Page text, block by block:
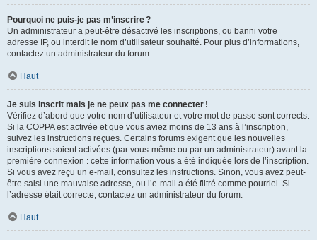
Pourquoi ne puis-je pas m’inscrire ?
Un administrateur a peut-être désactivé les inscriptions, ou banni votre
adresse IP, ou interdit le nom d’utilisateur souhaité. Pour plus d’informations,
contactez un administrateur du forum.
Haut
Je suis inscrit mais je ne peux pas me connecter !
Vérifiez d’abord que votre nom d’utilisateur et votre mot de passe sont corrects.
Si la COPPA est activée et que vous aviez moins de 13 ans à l’inscription,
suivez les instructions reçues. Certains forums exigent que les nouvelles
inscriptions soient activées (par vous-même ou par un administrateur) avant la
première connexion : cette information vous a été indiquée lors de l’inscription.
Si vous avez reçu un e-mail, consultez les instructions. Sinon, vous avez peut-
être saisi une mauvaise adresse, ou l’e-mail a été filtré comme pourriel. Si
l’adresse était correcte, contactez un administrateur du forum.
Haut